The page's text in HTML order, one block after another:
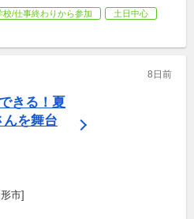
校/仕事終わりから参加
土日中心
8日前
きる！夏
を舞台
市]